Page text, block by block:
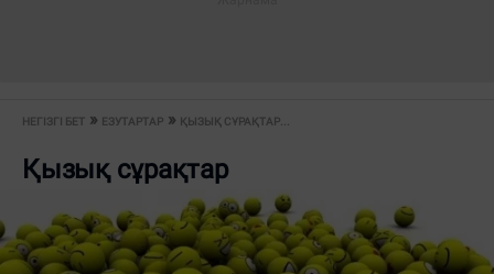
НЕГІЗГІ БЕТ ЕЗУТАРТАР ҚЫЗЫҚ СҰРАҚТАР...
Қызық сұрақтар